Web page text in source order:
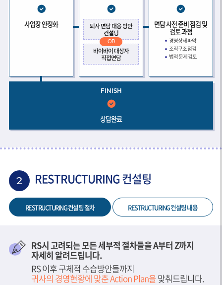
면담 사전 준비 점검 및
검토 과정
경영상태 파악
조직구조 점검
법적 문제 검토
퇴사 면담 대응 방안
컨설팅
OR
바이바이 대상자
직접면담
사업장 안정화
FINISH
상담완료
2 RESTRUCTURING 컨설팅
RESTRUCTURING 컨설팅 절차 RESTRUCTURING 컨설팅 내용
RS시 고려되는 모든 세부적 절차들을 A부터 Z까지
자세히 알려드립니다.
RS 이후 구체적 수습방안들까지
귀사의 경영현황에 맞춘 Action Plan을맞춰드립니다.